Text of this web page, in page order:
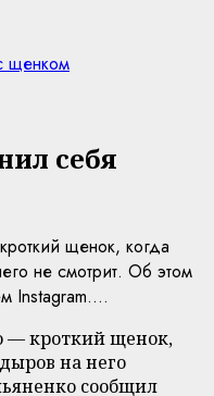
щенком
себя
щенок, когда
не смотрит. Об этом
Instagram....
— кроткий щенок,
на него
сообщил